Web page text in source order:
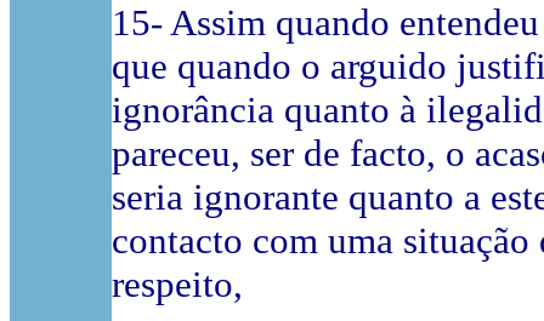
15- Assim quando
que quando o arguido
ignorância quanto à
pareceu, ser de facto, o
seria ignorante quanto a
contacto com uma
respeito,